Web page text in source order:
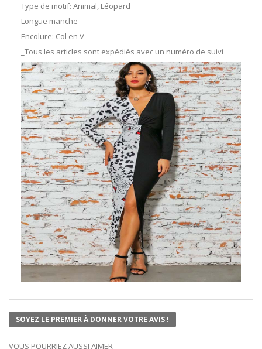
Type de motif: Animal, Léopard
Longue manche
Encolure: Col en V
_Tous les articles sont expédiés avec un numéro de suivi
SOYEZ LE PREMIER À DONNER VOTRE AVIS !
VOUS POURRIEZ AUSSI AIMER